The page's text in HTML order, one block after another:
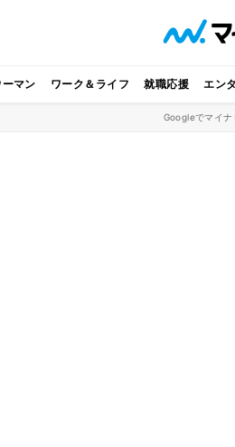
ーマン ワーク＆ライフ 就職応援 エン
Googleでマイナ